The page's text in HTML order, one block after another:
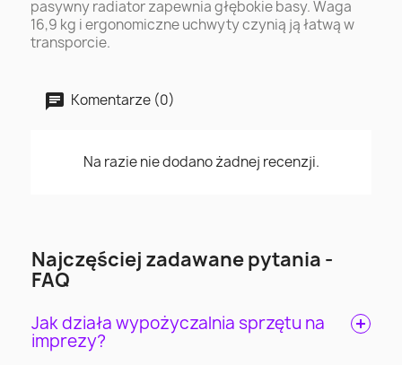
pasywny radiator zapewnia głębokie basy. Waga
16,9 kg i ergonomiczne uchwyty czynią ją łatwą w
transporcie.
Komentarze (0)
Na razie nie dodano żadnej recenzji.
Najczęściej zadawane pytania -
FAQ
Jak działa wypożyczalnia sprzętu na
imprezy?